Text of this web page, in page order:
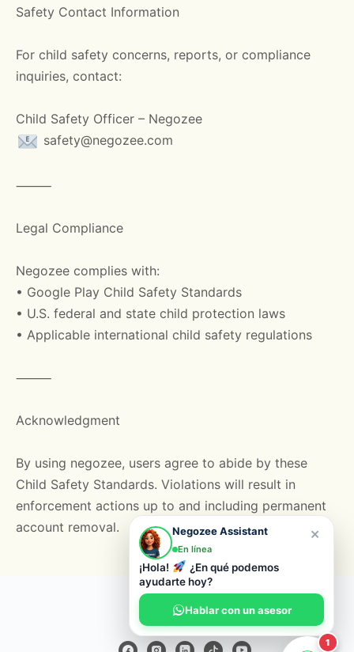
Safety Contact Information
For child safety concerns, reports, or compliance
inquiries, contact:
Child Safety Officer – Negozee
safety@negozee.com
⸻
Legal Compliance
Negozee complies with:
• Google Play Child Safety Standards
• U.S. federal and state child protection laws
• Applicable international child safety regulations
⸻
Acknowledgment
By using negozee, users agree to abide by these
Child Safety Standards. Violations will result in
enforcement actions up to and including permanent
account removal.
© 2026 Negozee
×
Negozee Assistant
En línea
¡Hola!
¿En qué podemos
ayudarte hoy?
Hablar con un asesor
1